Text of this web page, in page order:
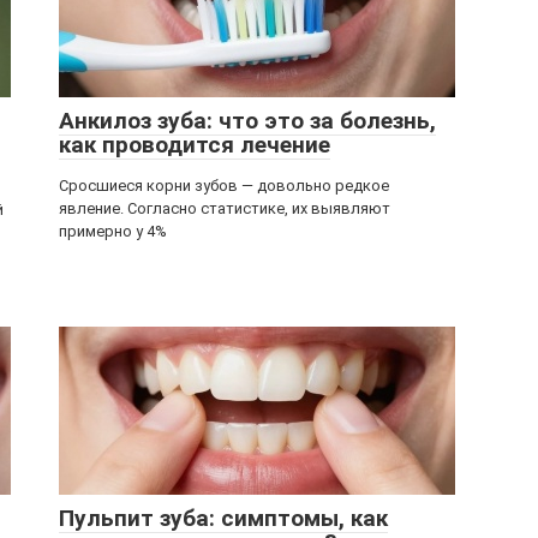
Анкилоз зуба: что это за болезнь,
как проводится лечение
Сросшиеся корни зубов — довольно редкое
явление. Согласно статистике, их выявляют
примерно у 4%
Пульпит зуба: симптомы, как